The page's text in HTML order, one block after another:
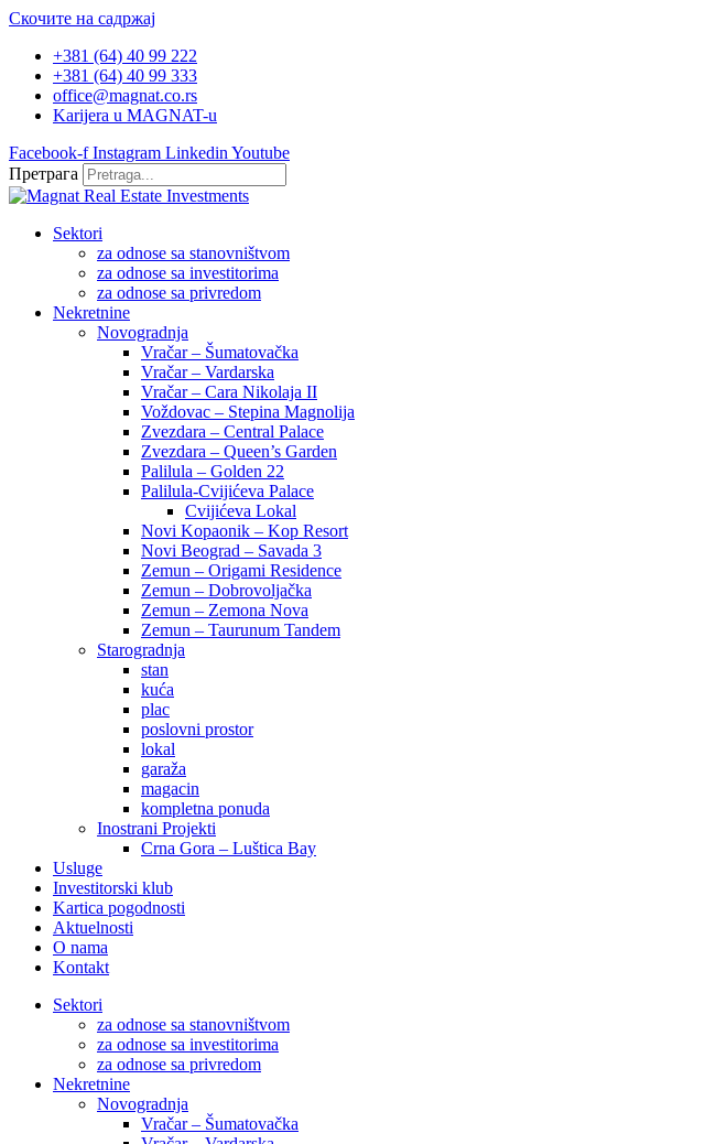
Скочите на садржај
+381 (64) 40 99 222
+381 (64) 40 99 333
office@magnat.co.rs
Karijera u MAGNAT-u
Facebook-f Instagram Linkedin Youtube
Претрага
Sektori
za odnose sa stanovništvom
za odnose sa investitorima
za odnose sa privredom
Nekretnine
Novogradnja
Vračar – Šumatovačka
Vračar – Vardarska
Vračar – Cara Nikolaja II
Voždovac – Stepina Magnolija
Zvezdara – Central Palace
Zvezdara – Queen’s Garden
Palilula – Golden 22
Palilula-Cvijićeva Palace
Cvijićeva Lokal
Novi Kopaonik – Kop Resort
Novi Beograd – Savada 3
Zemun – Origami Residence
Zemun – Dobrovoljačka
Zemun – Zemona Nova
Zemun – Taurunum Tandem
Starogradnja
stan
kuća
plac
poslovni prostor
lokal
garaža
magacin
kompletna ponuda
Inostrani Projekti
Crna Gora – Luštica Bay
Usluge
Investitorski klub
Kartica pogodnosti
Aktuelnosti
O nama
Kontakt
Sektori
za odnose sa stanovništvom
za odnose sa investitorima
za odnose sa privredom
Nekretnine
Novogradnja
Vračar – Šumatovačka